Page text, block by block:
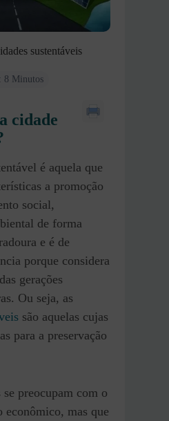
sustentáveis
8 Minutos
cidade
é aquela que
a promoção
social,
de forma
e é de
porque considera
gerações
Ou seja, as
são aquelas cujas
para a preservação
preocupam com o
econômico, mas que